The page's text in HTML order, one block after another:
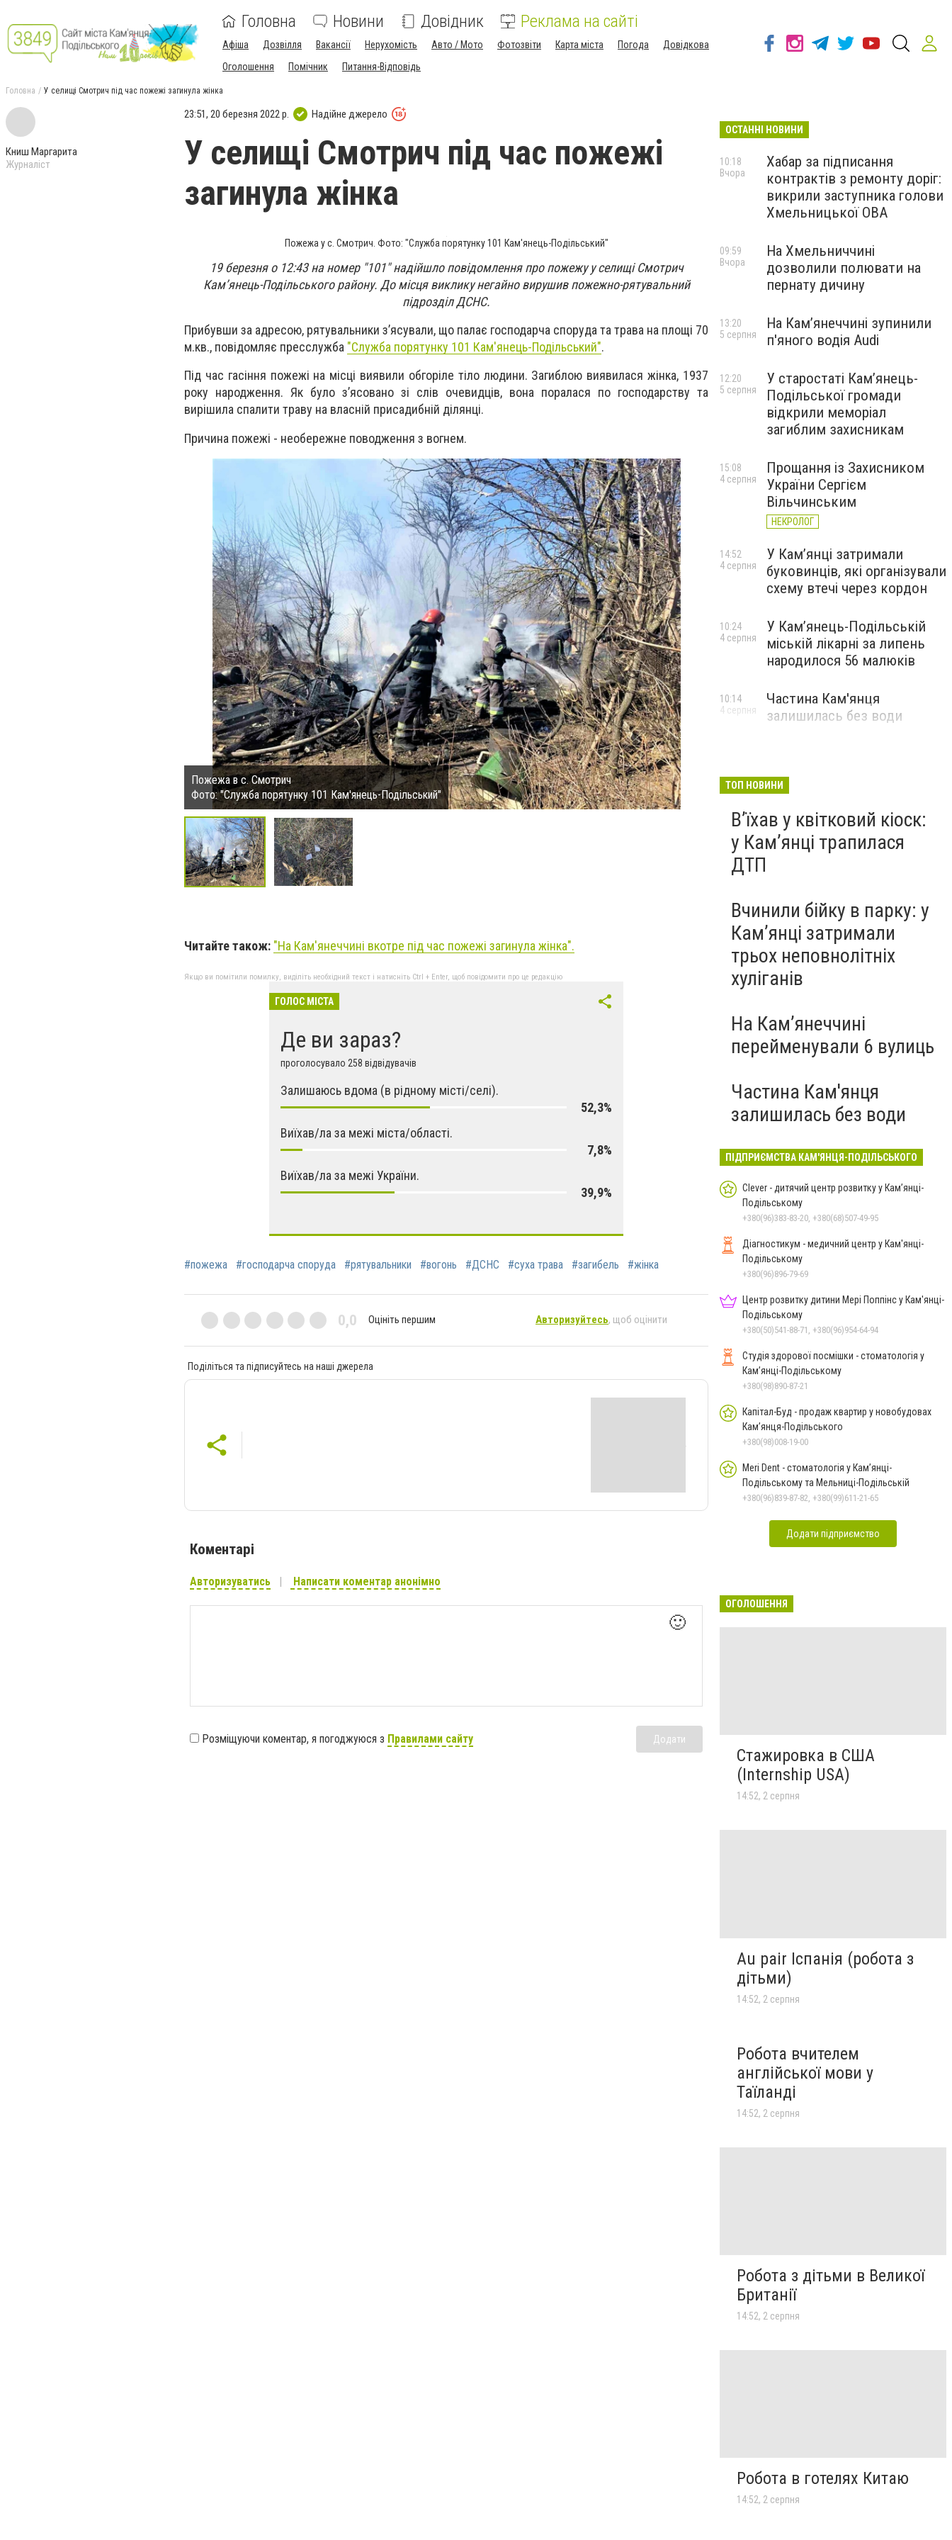
Головна Новини Довідник Реклама на сайті
Афіша Дозвілля Вакансії Нерухомість Авто / Мото Фотозвіти Карта міста Погода
Довідкова
Оголошення
Помічник Питання-Відповідь
Головна У селищі Смотрич під час пожежі загинула жінка
Книш Маргарита
Журналіст
23:51, 20 березня 2022 р. Надійне джерело
У селищі Смотрич під час пожежі
загинула жінка
Пожежа у с. Смотрич. Фото: "Служба порятунку 101 Кам'янець-Подільський"
19 березня о 12:43 на номер "101" надійшло повідомлення про пожежу у селищі Смотрич
Кам’янець-Подільського району. До місця виклику негайно вирушив пожежно-рятувальний
підрозділ ДСНС.
Прибувши за адресою, рятувальники з’ясували, що палає господарча споруда та трава на площі 70
м.кв., повідомляє пресслужба "Служба порятунку 101 Кам'янець-Подільський".
Під час гасіння пожежі на місці виявили обгоріле тіло людини. Загиблою виявилася жінка, 1937
року народження. Як було з’ясовано зі слів очевидців, вона поралася по господарству та
вирішила спалити траву на власній присадибній ділянці.
Причина пожежі - необережне поводження з вогнем.
Пожежа в с. Смотрич
Фото: "Служба порятунку 101 Кам'янець-Подільський"
Пожежа в с. Смотрич
Фото: "Служба порятунку 101 Кам'янець-
Читайте також: "На Кам'янеччині вкотре під час пожежі загинула жінка".
Якщо ви помітили помилку, виділіть необхідний текст і натисніть Ctrl + Enter, щоб повідомити про це редакцію
ГОЛОС МІСТА
Де ви зараз?
проголосувало 258 відвідувачів
Залишаюсь вдома (в рідному місті/селі).
52,3%
Виїхав/ла за межі міста/області.
7,8%
Виїхав/ла за межі України.
39,9%
#пожежа #господарча споруда #рятувальники #вогонь #ДСНС #суха трава #загибель #жінка
0,0 Оцініть першим Авторизуйтесь, щоб оцінити
Поділіться та підписуйтесь на наші джерела
Коментарі
Авторизуватись Написати коментар анонімно
🙂
Розміщуючи коментар, я погоджуюся з Правилами сайту Додати
ОСТАННІ НОВИНИ
Хабар за підписання
контрактів з ремонту доріг:
викрили заступника голови
Хмельницької ОВА
10:18
Вчора
На Хмельниччині
дозволили полювати на
пернату дичину
09:59
Вчора
На Камʼянеччині зупинили
п'яного водія Audi
13:20
5 серпня
У старостаті Кам’янець-
Подільської громади
відкрили меморіал
загиблим захисникам
12:20
5 серпня
Прощання із Захисником
України Сергієм
Вільчинським
НЕКРОЛОГ
15:08
4 серпня
У Кам’янці затримали
буковинців, які організували
схему втечі через кордон
14:52
4 серпня
У Кам’янець-Подільській
міській лікарні за липень
народилося 56 малюків
10:24
4 серпня
Частина Кам'янця
залишилась без води
10:14
4 серпня
ТОП НОВИНИ
Вʼїхав у квітковий кіоск:
у Камʼянці трапилася
ДТП
Вчинили бійку в парку: у
Кам’янці затримали
трьох неповнолітніх
хуліганів
На Камʼянеччині
перейменували 6 вулиць
Частина Кам'янця
залишилась без води
ПІДПРИЄМСТВА КАМ'ЯНЦЯ-ПОДІЛЬСЬКОГО
Clever - дитячий центр розвитку у Кам’янці-
Подільському
+380(96)383-83-20, +380(68)507-49-95
Діагностикум - медичний центр у Кам'янці-
Подільському
+380(96)896-79-69
Центр розвитку дитини Мері Поппінс у Кам'янці-
Подільському
+380(50)541-88-71, +380(96)954-64-94
Студія здорової посмішки - стоматологія у
Кам’янці-Подільському
+380(98)890-87-21
Капітал-Буд - продаж квартир у новобудовах
Кам’янця-Подільського
+380(98)008-19-00
Meri Dent - стоматологія у Кам’янці-
Подільському та Мельниці-Подільській
+380(96)839-87-82, +380(99)611-21-65
Додати підприємство
ОГОЛОШЕННЯ
Стажировка в США
(Internship USA)
14:52, 2 серпня
Au pair Іспанія (робота з
дітьми)
14:52, 2 серпня
Робота вчителем
англійської мови у
Таїланді
14:52, 2 серпня
Робота з дітьми в Великої
Британії
14:52, 2 серпня
Робота в готелях Китаю
14:52, 2 серпня